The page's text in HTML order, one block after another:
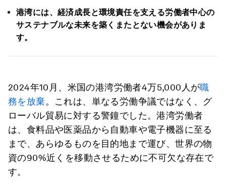
港湾には、経済成長と環境責任を支える労働者中心の
サステナブルな未来を築くまたとない機会がありま
す。
2024年10月、米国の港湾労働者4万5,000人が職
務を放棄。これは、単なる労働争議ではなく、グ
ローバル貿易に対する警鐘でした。港湾労働者
は、食料品や医薬品から自動車や電子機器に至る
まで、あらゆるものを目的地まで運び、世界の物
資の90%近くを移動させるために不可欠な存在で
す。